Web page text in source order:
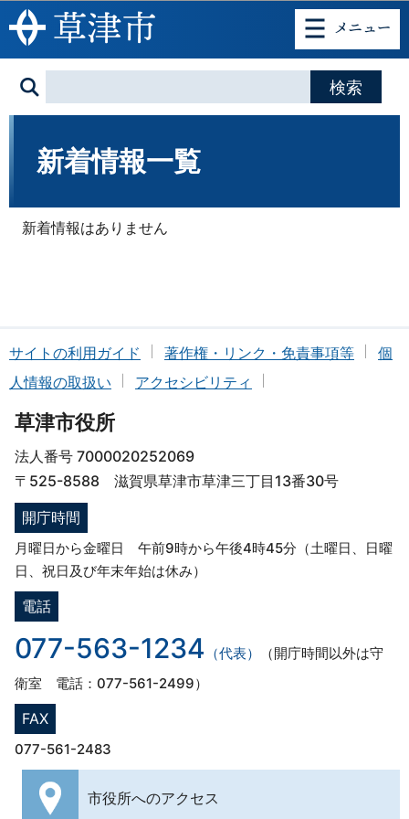
このページの本文へ移動
新着情報一覧
新着情報はありません
サイトの利用ガイド 著作権・リンク・免責事項等
個
人情報の取扱い
アクセシビリティ
草津市役所
法人番号 7000020252069
〒525-8588 滋賀県草津市草津三丁目13番30号
開庁時間
月曜日から金曜日 午前9時から午後4時45分（土曜日、日曜
日、祝日及び年末年始は休み）
電話
077-563-1234 （代表）
（開庁時間以外は守
衛室 電話：077-561-2499）
FAX
077-561-2483
市役所へのアクセス